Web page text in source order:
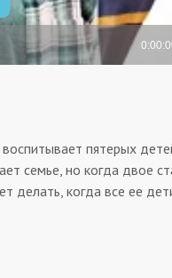
пятерых
семье, но когда двое
делать, когда все ее